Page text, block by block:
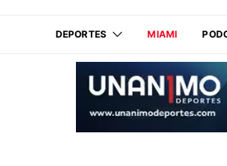
DEPORTES MIAMI